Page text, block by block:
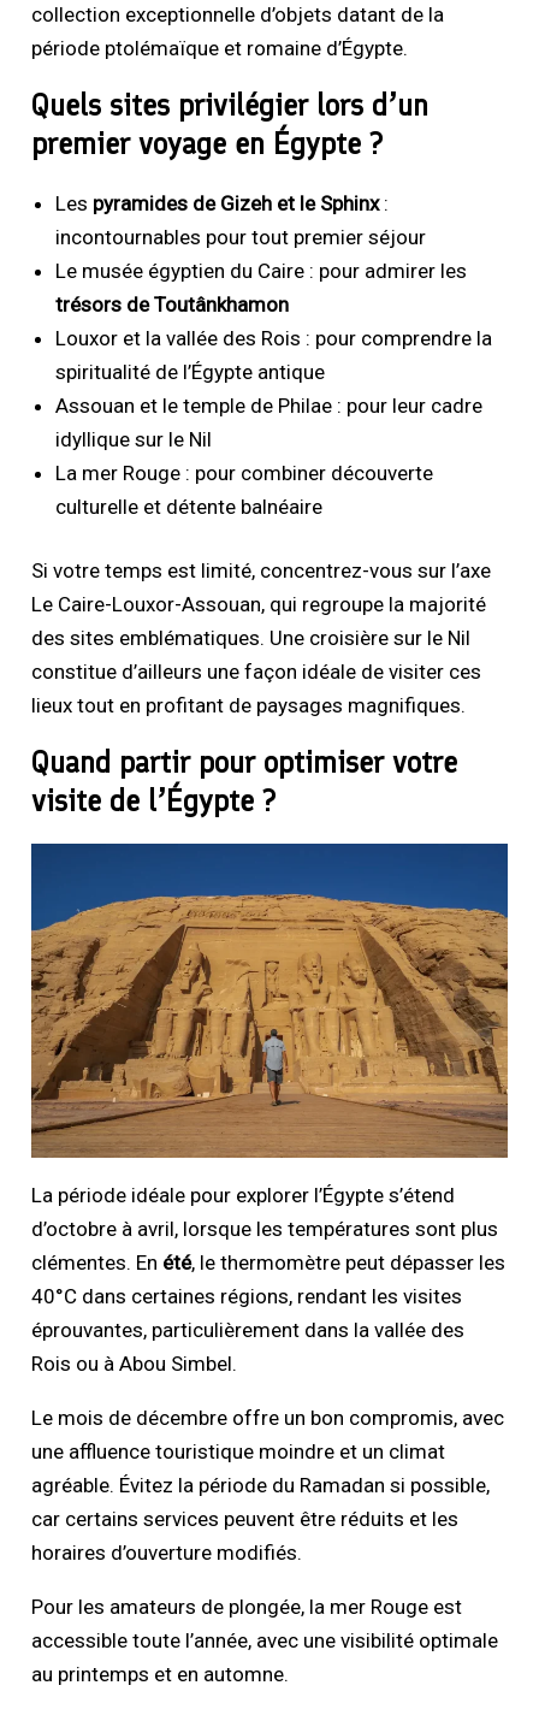
collection exceptionnelle d’objets datant de la
période ptolémaïque et romaine d’Égypte.
Quels sites privilégier lors d’un
premier voyage en Égypte ?
Les pyramides de Gizeh et le Sphinx:
incontournables pour tout premier séjour
Le musée égyptien du Caire : pour admirer les
trésors de Toutânkhamon
Louxor et la vallée des Rois : pour comprendre la
spiritualité de l’Égypte antique
Assouan et le temple de Philae : pour leur cadre
idyllique sur le Nil
La mer Rouge : pour combiner découverte
culturelle et détente balnéaire
Si votre temps est limité, concentrez-vous sur l’axe
Le Caire-Louxor-Assouan, qui regroupe la majorité
des sites emblématiques. Une croisière sur le Nil
constitue d’ailleurs une façon idéale de visiter ces
lieux tout en profitant de paysages magnifiques.
Quand partir pour optimiser votre
visite de l’Égypte ?
La période idéale pour explorer l’Égypte s’étend
d’octobre à avril, lorsque les températures sont plus
clémentes. En été, le thermomètre peut dépasser les
40°C dans certaines régions, rendant les visites
éprouvantes, particulièrement dans la vallée des
Rois ou à Abou Simbel.
Le mois de décembre offre un bon compromis, avec
une affluence touristique moindre et un climat
agréable. Évitez la période du Ramadan si possible,
car certains services peuvent être réduits et les
horaires d’ouverture modifiés.
Pour les amateurs de plongée, la mer Rouge est
accessible toute l’année, avec une visibilité optimale
au printemps et en automne.